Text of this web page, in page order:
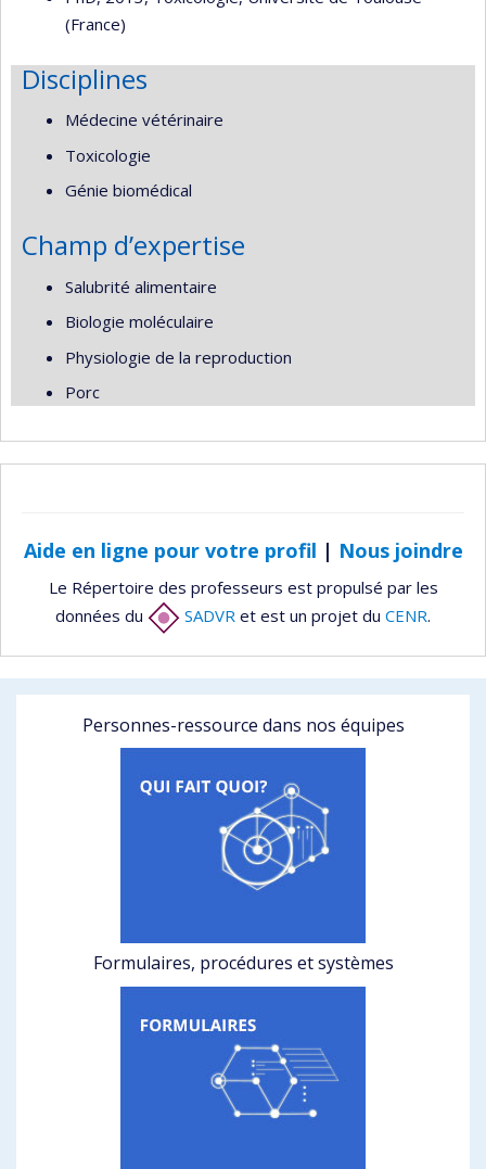
(France)
Disciplines
Médecine vétérinaire
Toxicologie
Génie biomédical
Champ d’expertise
Salubrité alimentaire
Biologie moléculaire
Physiologie de la reproduction
Porc
Aide en ligne pour votre profil | Nous joindre
Le Répertoire des professeurs est propulsé par les
données du
SADVR et est un projet du CENR.
Personnes-ressource dans nos équipes
Formulaires, procédures et systèmes